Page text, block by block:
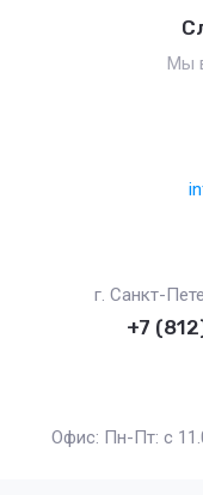
Мы
г. Санкт-
+7
Офис: Пн-Пт: с